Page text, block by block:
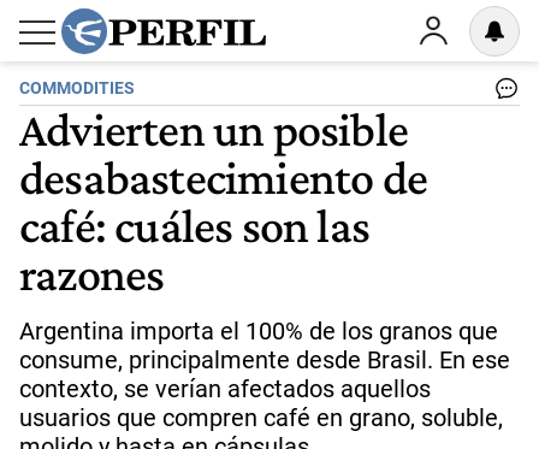
COMMODITIES
Advierten un posible
desabastecimiento de
café: cuáles son las
razones
Argentina importa el 100% de los granos que
consume, principalmente desde Brasil. En ese
contexto, se verían afectados aquellos
usuarios que compren café en grano, soluble,